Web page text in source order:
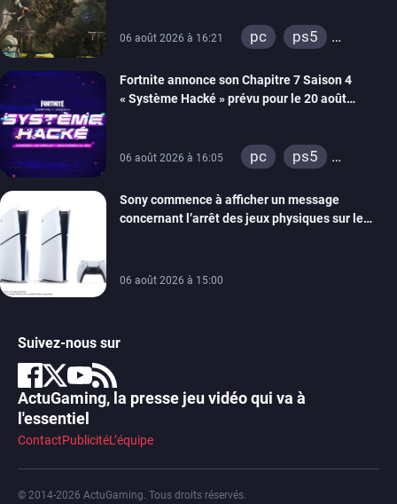
06 août 2026 à 16:21 pc
ps5
switch 2
Fortnite annonce son Chapitre 7 Saison 4
« Système Hacké » prévu pour le 20 août
06 août 2026 à 16:05 pc
ps5
switch
ios
android
ps4
Sony commence à afficher un message
concernant l’arrêt des jeux physiques sur le
06 août 2026 à 15:00
Suivez-nous sur
ActuGaming, la presse jeu vidéo qui va à
l'essentiel
ContactPublicitéL’équipe
© 2014-2026 ActuGaming. Tous droits réservés.